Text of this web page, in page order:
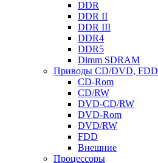
DDR
DDR II
DDR III
DDR4
DDR5
Dimm SDRAM
Приводы СD/DVD, FDD
CD-Rom
CD/RW
DVD-CD/RW
DVD-Rom
DVD/RW
FDD
Внешние
Процессоры